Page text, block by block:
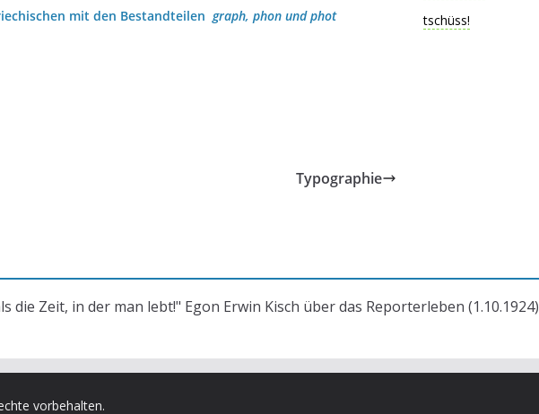
mit den Bestandteilen graph, phon und phot
Typographie
tschüss!
die Zeit, in der man lebt!" Egon Erwin Kisch über das Reporterleben (1.10.1924)
vorbehalten.